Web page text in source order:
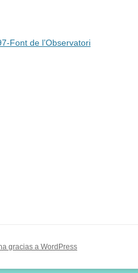
Font de l’Observatori
gracias a WordPress